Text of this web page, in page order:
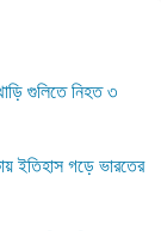
গুলিতে নিহত ৩
ইতিহাস গড়ে ভারতের